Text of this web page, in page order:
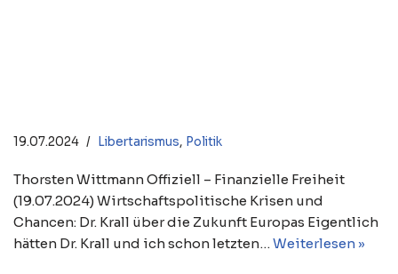
19.07.2024 Libertarismus, Politik
Thorsten Wittmann Offiziell – Finanzielle Freiheit
(19.07.2024) Wirtschaftspolitische Krisen und
Chancen: Dr. Krall über die Zukunft Europas Eigentlich
hätten Dr. Krall und ich schon letzten…Weiterlesen »